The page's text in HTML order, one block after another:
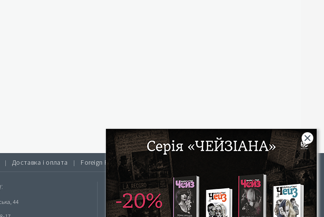
| Доставка і оплата | Foreign Rights |
44
Інтернет-магазин «Видавництво Богдан»:
46018, м. Тернопіль, А/С 529